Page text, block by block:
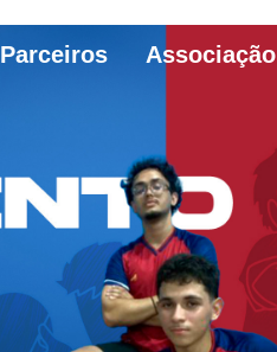
Parceiros Associação